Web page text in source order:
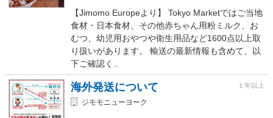
【Jimomo Europeより】 Tokyo Marketではご当地
食材・日本食材、その他赤ちゃん用粉ミルク、お
むつ、幼児用おやつや衛生用品など1600点以上取
り扱いがあります。 輸送の最新情報も含めて、以
下ご確認く..
海外発送について １年以上
ジモモニューヨーク